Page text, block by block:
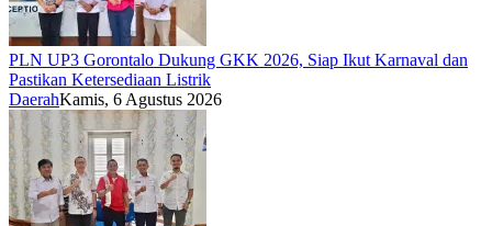
PLN UP3 Gorontalo Dukung GKK 2026, Siap Ikut Karnaval dan
Pastikan Ketersediaan Listrik
DaerahKamis, 6 Agustus 2026